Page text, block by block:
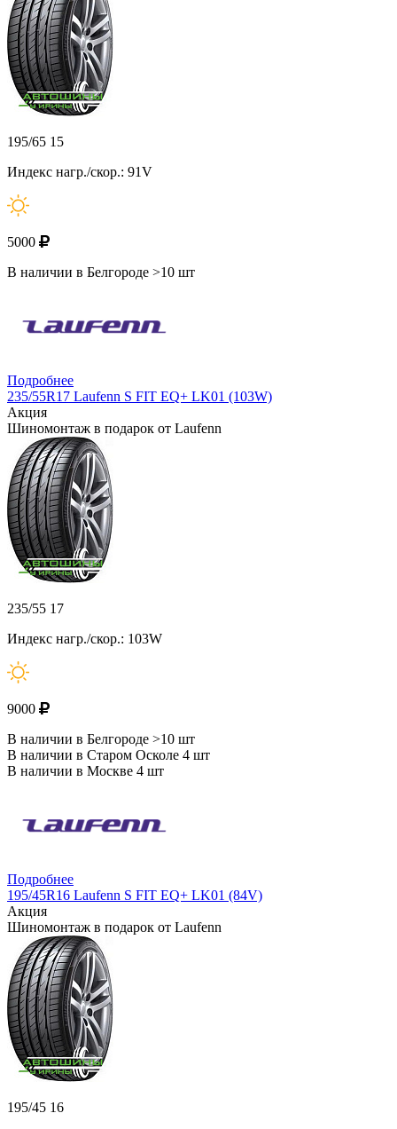
195/65 15
Индекс нагр./скор.: 91V
5000
В наличии в Белгороде >10 шт
Подробнее
235/55R17 Laufenn S FIT EQ+ LK01 (103W)
Акция
Шиномонтаж в подарок от Laufenn
235/55 17
Индекс нагр./скор.: 103W
9000
В наличии в Белгороде >10 шт
В наличии в Старом Осколе 4 шт
В наличии в Москве 4 шт
Подробнее
195/45R16 Laufenn S FIT EQ+ LK01 (84V)
Акция
Шиномонтаж в подарок от Laufenn
195/45 16